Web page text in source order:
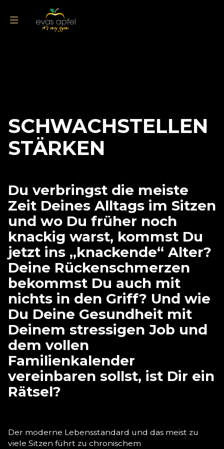
Öffnungszeiten
Experten Allianz
Mitglied werden
SCHWACHSTELLEN
STÄRKEN
Du verbringst die meiste
Zeit Deines Alltags im Sitzen
und wo Du früher noch
knackig warst, kommst Du
jetzt ins „knackende“ Alter?
Deine Rückenschmerzen
bekommst Du auch mit
nichts in den Griff? Und wie
Du Deine Gesundheit mit
Deinem stressigen Job und
dem vollen
Familienkalender
vereinbaren sollst, ist Dir ein
Rätsel?
Der moderne Lebensstandard und das meist zu
viele Sitzen führt zu chronischem